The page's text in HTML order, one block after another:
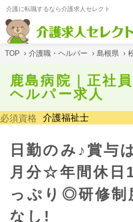
介護に転職するなら介護求人セレクト
TOP › 介護職・ヘルパー › 島根県 ›
鹿島病院｜正社
ヘルパー求人
必須資格 介護福祉士
日勤のみ♪賞与
月分☆年間休日
っぷり◎研修
なし!